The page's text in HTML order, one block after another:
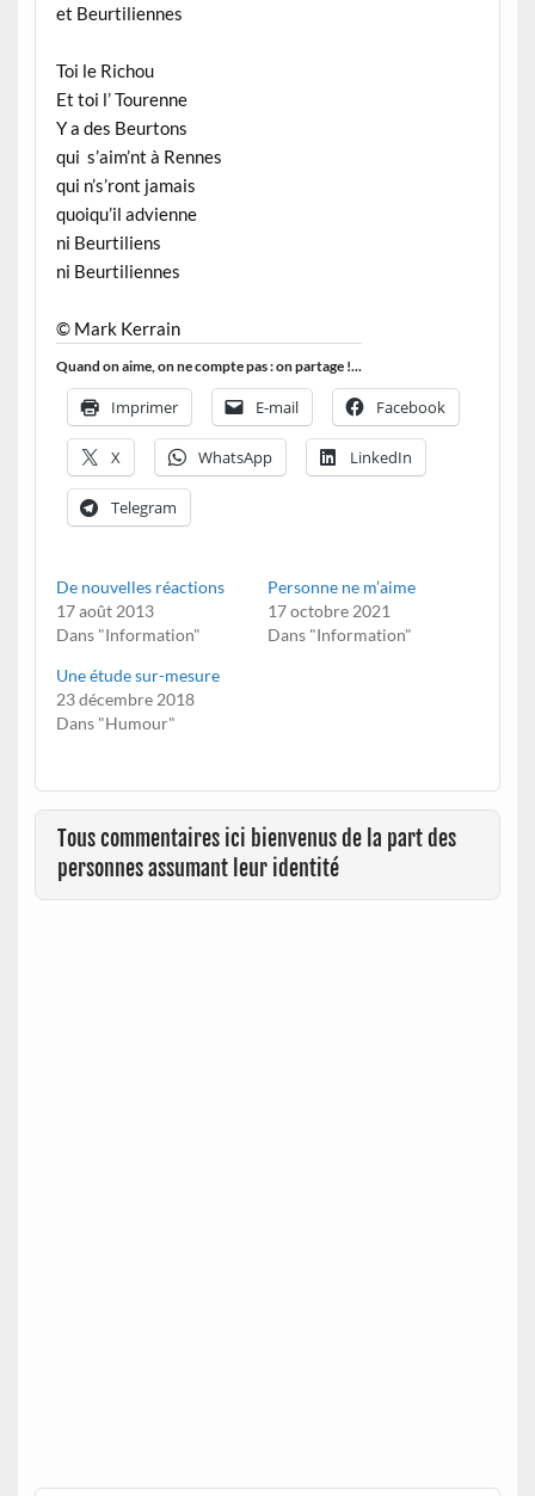
et Beurtiliennes
Toi le Richou
Et toi l’ Tourenne
Y a des Beurtons
qui s’aim’nt à Rennes
qui n’s’ront jamais
quoiqu’il advienne
ni Beurtiliens
ni Beurtiliennes
© Mark Kerrain
Quand on aime, on ne compte pas : on partage !...
Imprimer E-mail Facebook
X WhatsApp LinkedIn
Telegram
De nouvelles réactions
17 août 2013
Dans "Information"
Personne ne m’aime
17 octobre 2021
Dans "Information"
Une étude sur-mesure
23 décembre 2018
Dans "Humour"
Tous commentaires ici bienvenus de la part des
personnes assumant leur identité